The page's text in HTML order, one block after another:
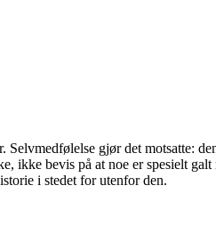
gjør det motsatte:
ikke bevis på at noe er spesielt
i stedet for utenfor den.